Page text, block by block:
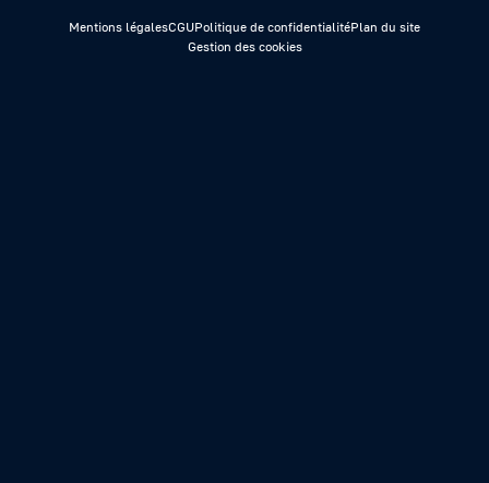
Mentions légalesCGUPolitique de confidentialitéPlan du site
Gestion des cookies